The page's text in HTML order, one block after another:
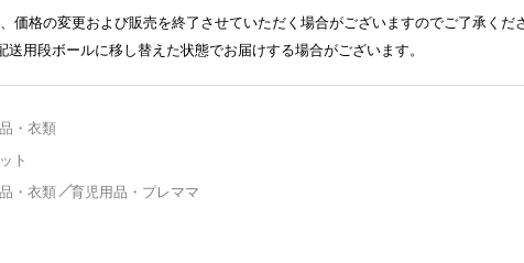
価格の変更および販売を終了させていただく場合がございますのでご了承くだ
用段ボールに移し替えた状態でお届けする場合がございます。
・衣類
ト
・衣類
育児用品・プレママ